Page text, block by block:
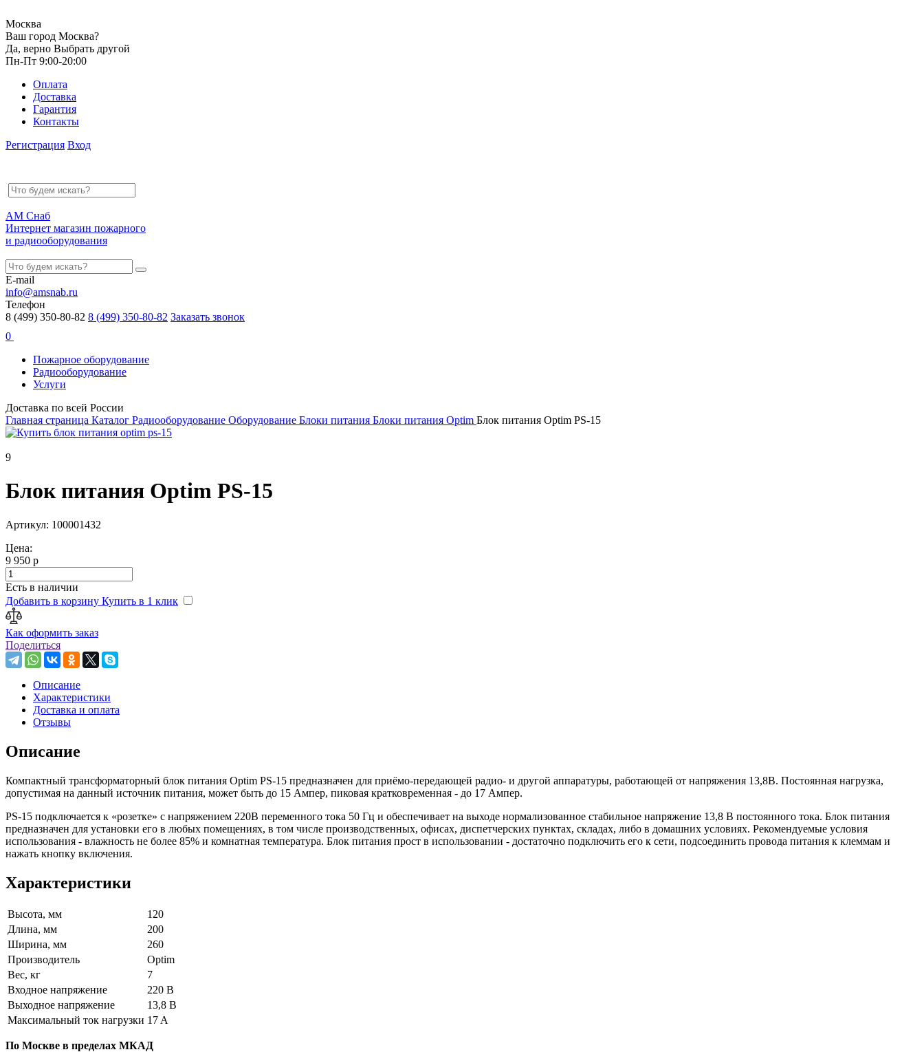
Москва
Ваш город Москва?
Да, верно Выбрать другой
Пн-Пт 9:00-20:00
Оплата
Доставка
Гарантия
Контакты
Регистрация Вход
АМ Снаб
Интернет магазин пожарного
и радиооборудования
E-mail
info@amsnab.ru
Телефон
8 (499) 350-80-82 8 (499) 350-80-82 Заказать звонок
0
Пожарное оборудование
Радиооборудование
Услуги
Доставка по всей России
Главная страница Каталог Радиооборудование Оборудование Блоки питания Блоки питания Optim Блок питания Optim PS-15
9
Блок питания Optim PS-15
Артикул: 100001432
Цена:
9 950 р
Есть в наличии
Добавить в корзину Купить в 1 клик
Как оформить заказ
Поделиться
Описание
Характеристики
Доставка и оплата
Отзывы
Описание
Компактный трансформаторный блок питания Optim PS-15 предназначен для приёмо-передающей радио- и другой аппаратуры, работающей от напряжения 13,8В. Постоянная нагрузка,
допустимая на данный источник питания, может быть до 15 Ампер, пиковая кратковременная - до 17 Ампер.
PS-15 подключается к «розетке» с напряжением 220В переменного тока 50 Гц и обеспечивает на выходе нормализованное стабильное напряжение 13,8 В постоянного тока. Блок питания
предназначен для установки его в любых помещениях, в том числе производственных, офисах, диспетчерских пунктах, складах, либо в домашних условиях. Рекомендуемые условия
использования - влажность не более 85% и комнатная температура. Блок питания прост в использовании - достаточно подключить его к сети, подсоединить провода питания к клеммам и
нажать кнопку включения.
Характеристики
Высота, мм
120
Длина, мм
200
Ширина, мм
260
Производитель
Optim
Вес, кг
7
Входное напряжение
220 В
Выходное напряжение
13,8 В
Максимальный ток нагрузки 17 A
По Москве в пределах МКАД